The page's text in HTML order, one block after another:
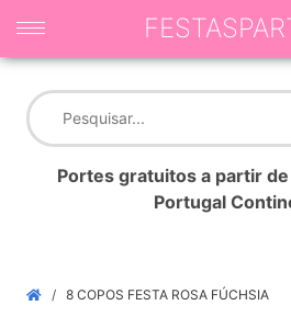
Portes gratuitos a partir
Portugal
8 COPOS FESTA ROSA FÚCHSIA